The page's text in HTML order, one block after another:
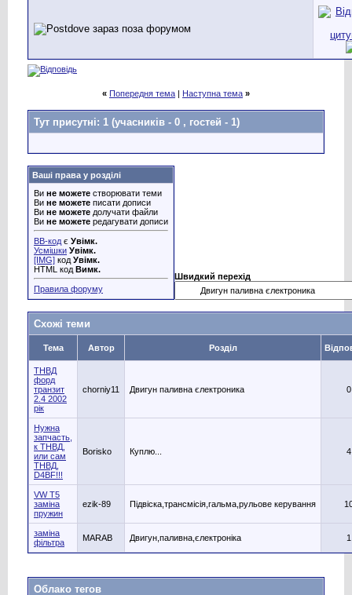
« Попередня тема | Наступна тема »
Тут присутні: 1 (учасників - 0 , гостей - 1)
Ваші права у розділі
Ви не можете створювати теми
Ви не можете писати дописи
Ви не можете долучати файли
Ви не можете редагувати дописи
BB-код є Увімк.
Усмішки Увімк.
[IMG] код Увімк.
HTML код Вимк.
Правила форуму
Швидкий перехід
Схожі теми
Тема Автор Розділ
ТНВД
форд
транзит
2.4 2002
рік
chorniy11 Двигун паливна єлектроника 0
Нужна
запчасть,
к ТНВД,
или сам
ТНВД,
D4BF!!!
Borisko Куплю... 4
VW T5
заміна
пружин
ezik-89 Підвіска,трансмісія,гальма,рульове керування
заміна
фільтра
MARAB Двигун,паливна,єлектроніка 1
Облако тегов